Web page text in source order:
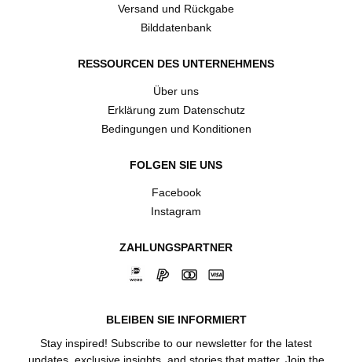
Versand und Rückgabe
Bilddatenbank
RESSOURCEN DES UNTERNEHMENS
Über uns
Erklärung zum Datenschutz
Bedingungen und Konditionen
FOLGEN SIE UNS
Facebook
Instagram
ZAHLUNGSPARTNER
BLEIBEN SIE INFORMIERT
Stay inspired! Subscribe to our newsletter for the latest